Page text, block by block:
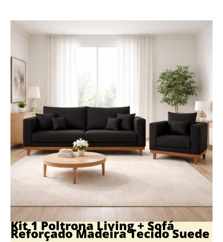
Kit 1 Poltrona Living + Sofá
Reforçado Madeira Tecido Suede